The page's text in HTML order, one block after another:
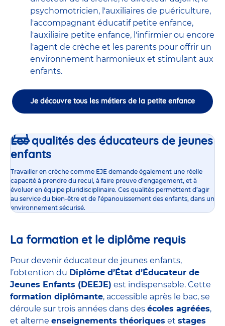
psychomotricien, l'auxiliaires de puériculture,
l'accompagnant éducatif petite enfance,
l'auxiliaire petite enfance, l'infirmier ou encore
l'agent de crèche et les parents pour offrir un
environnement harmonieux et stimulant aux
enfants.
Je découvre tous les métiers de la petite enfance
Les qualités des éducateurs de jeunes
enfants
Travailler en crèche comme EJE demande également une réelle
capacité à prendre du recul, à faire preuve d’engagement, et à
évoluer en équipe pluridisciplinaire. Ces qualités permettent d’agir
au service du bien-être et de l’épanouissement des enfants, dans un
environnement sécurisé.
La formation et le diplôme requis
Pour devenir éducateur de jeunes enfants,
l’obtention du Diplôme d’État d’Éducateur de
Jeunes Enfants (DEEJE) est indispensable. Cette
formation diplômante, accessible après le bac, se
déroule sur trois années dans des écoles agréées,
et alterne enseignements théoriques et stages